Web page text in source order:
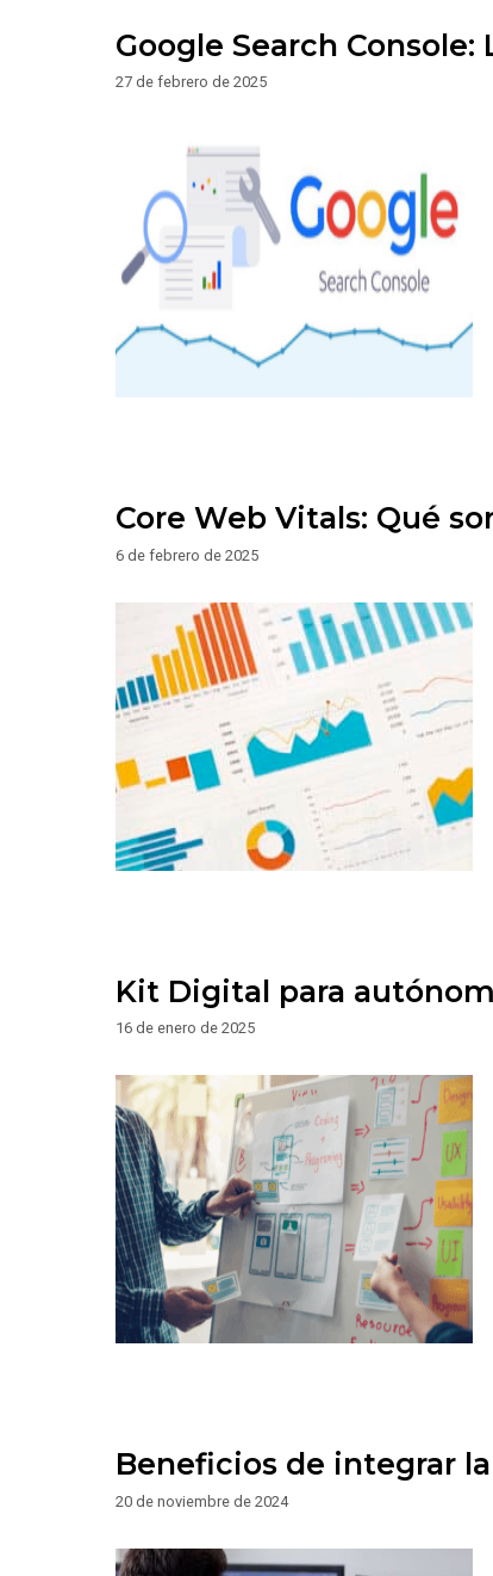
Google Search
27 de febrero de 2025
Core Web Vitals: Qué
6 de febrero de 2025
Kit Digital para
16 de enero de 2025
Beneficios de integrar
20 de noviembre de 2024